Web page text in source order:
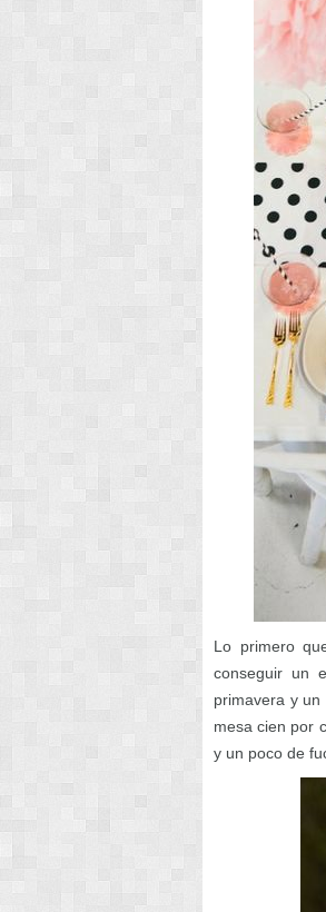
Lo primero
conseguir un
primavera y
mesa cien por
y un poco de